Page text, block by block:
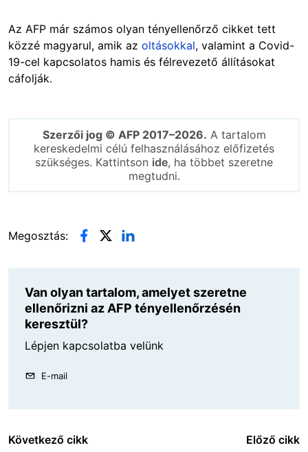
Az AFP már számos olyan tényellenőrző cikket tett
közzé magyarul, amik az oltásokkal, valamint a Covid-
19-cel kapcsolatos hamis és félrevezető állításokat
cáfolják.
Szerzői jog © AFP 2017–2026. A tartalom
kereskedelmi célú felhasználásához előfizetés
szükséges. Kattintson ide, ha többet szeretne
megtudni.
Megosztás:
Van olyan tartalom, amelyet szeretne
ellenőrizni az AFP tényellenőrzésén
keresztül?
Lépjen kapcsolatba velünk
E-mail
Következő cikk Előző cikk